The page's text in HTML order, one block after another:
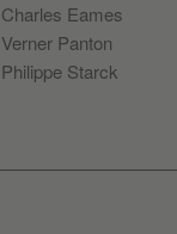
Charles Eames
Verner Panton
Philippe Starck